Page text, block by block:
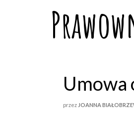
Umowa
przez JOANNA